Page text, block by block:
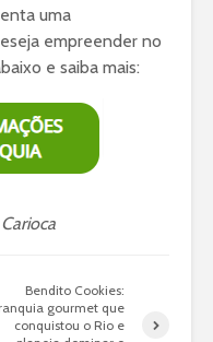
uma
empreender no
e saiba mais:
Bendito Cookies:
gourmet que
conquistou o Rio e